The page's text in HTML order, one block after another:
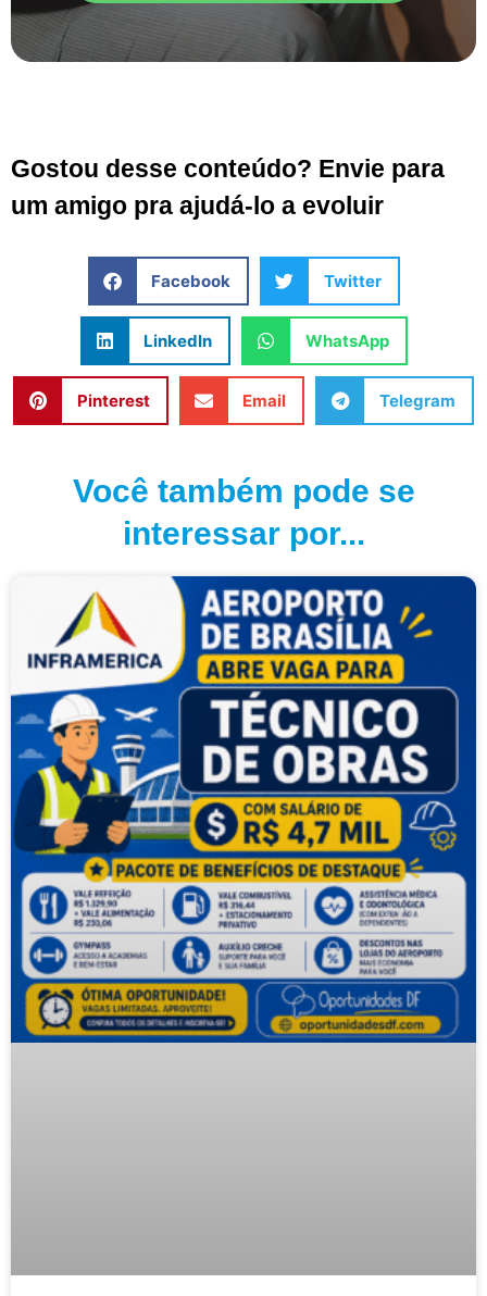
Gostou desse conteúdo? Envie para
um amigo pra ajudá-lo a evoluir
Facebook Twitter
LinkedIn WhatsApp
Pinterest Email Telegram
Você também pode se
interessar por...